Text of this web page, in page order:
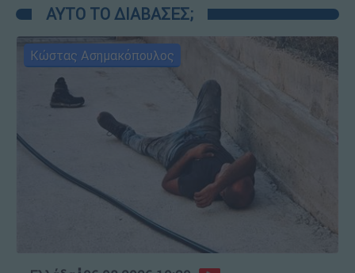
ΑΥΤΟ ΤΟ ΔΙΑΒΑΣΕΣ;
Κώστας Ασημακόπουλος